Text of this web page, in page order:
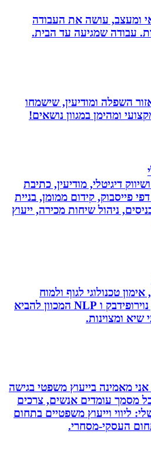
ומעצב, עושה את העבודה
עבודה שמגיעה עד הבית.
השפלה ומודיעין, שישמחו
ומהימן במגוון נושאים!
דיגיטלי, מודיעין, כתיבת
פייסבוק, קידום ממומן, בניית
ניהול שיחות מכירה, ייעוץ
טכנולוגי לגוף ולמוח
באמצעות ביופידבק, נוירופידבק ו NLP המכוון להביא
ומצוינות.
מאמינה בייעוץ משפטי בגישה
מסמך עומדים אנשים, צרכים
ליווי וייעוץ משפטיים בתחום
העסקי-מסחרי.